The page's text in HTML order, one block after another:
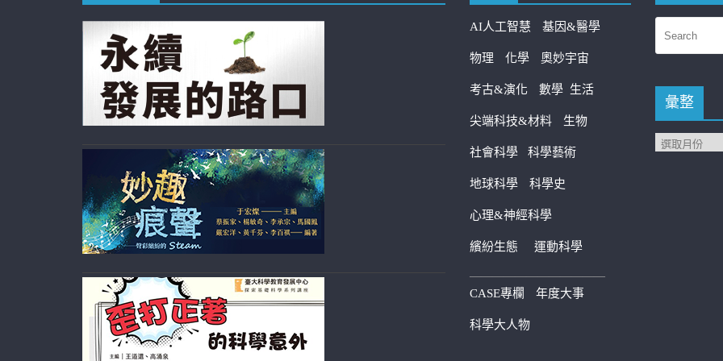
AI人工智慧 基因&醫學
物理 化學 奧妙宇宙
考古&演化 數學 生活
尖端科技&材料 生物
社會科學 科學藝術
地球科學 科學史
心理&神經科學
繽紛生態 運動科學
————————————
CASE專欄 年度大事
科學大人物
彙整